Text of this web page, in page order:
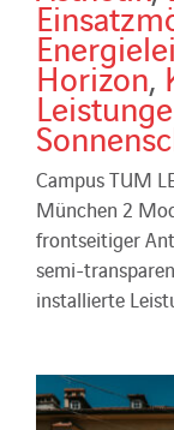
Horizon,
Campus TUM
München 2
frontseitiger
semi-
installierte